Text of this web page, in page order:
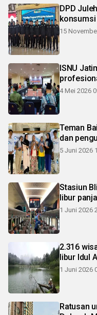
DPD
konsumsi
15
ISNU
4 Mei 2026
Teman
dan
5 Juni 2026
Stasiun
libur
1 Juni 2026
2.316
libur Idul
1 Juni 2026
Ratusan